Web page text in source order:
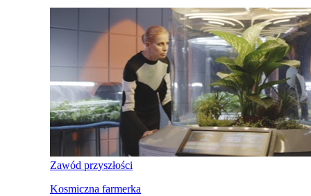
Zawód przyszłości
Kosmiczna farmerka